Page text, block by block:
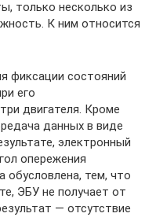
только несколько из
К ним относится
фиксации состояний
его
двигателя. Кроме
данных в виде
электронный
опережения
обусловлена, тем, что
ЭБУ не получает от
— отсутствие